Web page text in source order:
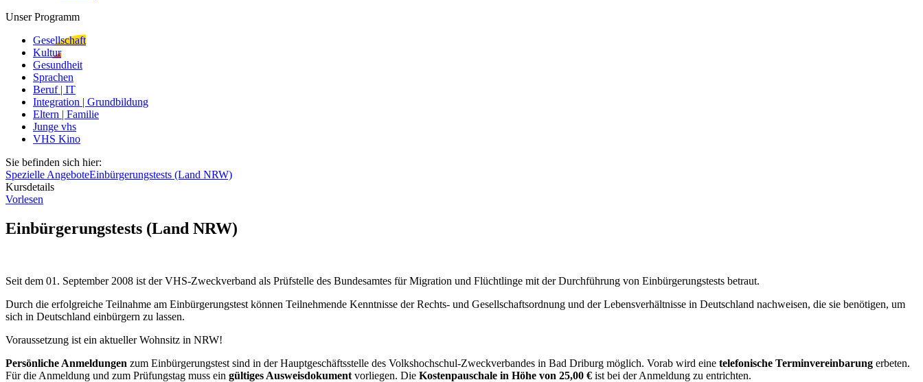
Unser Programm
Gesellschaft
Kultur
Gesundheit
Sprachen
Beruf | IT
Integration | Grundbildung
Eltern | Familie
Junge vhs
VHS Kino
Sie befinden sich hier:
Spezielle AngeboteEinbürgerungstests (Land NRW)
Kursdetails
Vorlesen
Einbürgerungstests (Land NRW)
Seit dem 01. September 2008 ist der VHS-Zweckverband als Prüfstelle des Bundesamtes für Migration und Flüchtlinge mit der Durchführung von Einbürgerungstests betraut.
Durch die erfolgreiche Teilnahme am Einbürgerungstest können Teilnehmende Kenntnisse der Rechts- und Gesellschaftsordnung und der Lebensverhältnisse in Deutschland nachweisen, die sie benötigen, um
sich in Deutschland einbürgern zu lassen.
Voraussetzung ist ein aktueller Wohnsitz in NRW!
Persönliche Anmeldungen zum Einbürgerungstest sind in der Hauptgeschäftsstelle des Volkshochschul-Zweckverbandes in Bad Driburg möglich. Vorab wird eine telefonische Terminvereinbarung erbeten.
Für die Anmeldung und zum Prüfungstag muss ein gültiges Ausweisdokument vorliegen. Die Kostenpauschale in Höhe von 25,00 € ist bei der Anmeldung zu entrichten.